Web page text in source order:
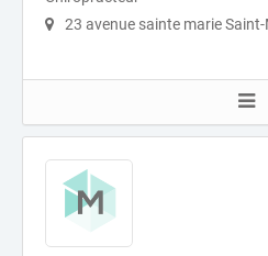
23 avenue sainte marie